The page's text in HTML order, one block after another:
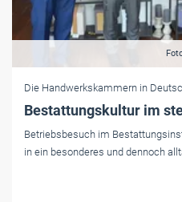
Die Handwerkskammern in
Bestattungskultur im
Betriebsbesuch im
in ein besonderes und dennoch